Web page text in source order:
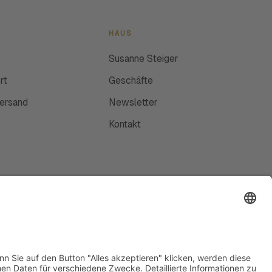
HAUS
Susanne Steiger
Geschäfte
Newsletter
Kontakt